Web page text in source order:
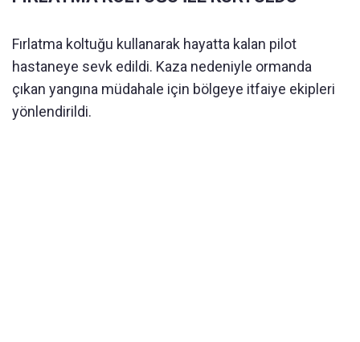
Fırlatma koltuğu kullanarak hayatta kalan pilot
hastaneye sevk edildi. Kaza nedeniyle ormanda
çıkan yangına müdahale için bölgeye itfaiye ekipleri
yönlendirildi.